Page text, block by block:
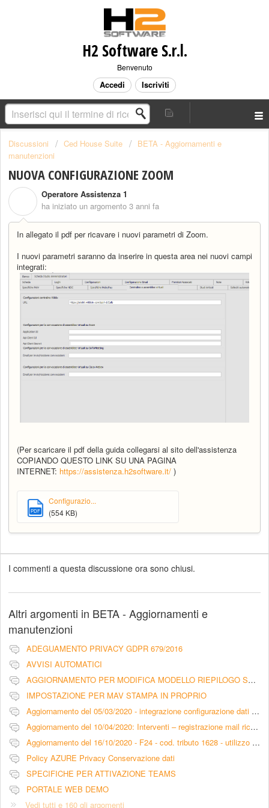
H2 Software S.r.l.
Benvenuto
Accedi Iscriviti
Discussioni Ced House Suite
BETA - Aggiornamenti e
manutenzioni
NUOVA CONFIGURAZIONE ZOOM
Operatore Assistenza 1
ha iniziato un argomento 3 anni fa
In allegato il pdf per ricavare i nuovi parametri di Zoom.
I nuovi parametri saranno da inserire in questa area nei nuovi campi
integrati:
(Per scaricare il pdf della guida collegarsi al sito dell'assistenza
COPIANDO QUESTO LINK SU UNA PAGINA
INTERNET: https://assistenza.h2software.it/ )
PDF
Configurazio...
(554 KB)
I commenti a questa discussione ora sono chiusi.
Altri argomenti in BETA - Aggiornamenti e
manutenzioni
ADEGUAMENTO PRIVACY GDPR 679/2016
AVVISI AUTOMATICI
AGGIORNAMENTO PER MODIFICA MODELLO RIEPILOGO SCADENZA RATE CON PRATICHE LEGALI - LIBERATORIA
IMPOSTAZIONE PER MAV STAMPA IN PROPRIO
Aggiornamento del 05/03/2020 - integrazione configurazione dati intermediario per pagamento F24 tramite Entratel
Aggiornamento del 10/04/2020: Interventi – registrazione mail ricevute nella sezione comunicazioni (scheda intervento)
Aggiornamento del 16/10/2020 - F24 - cod. tributo 1628 - utilizzo versamenti in eccesso
Policy AZURE Privacy Conservazione dati
SPECIFICHE PER ATTIVAZIONE TEAMS
PORTALE WEB DEMO
Vedi tutti e 160 gli argomenti